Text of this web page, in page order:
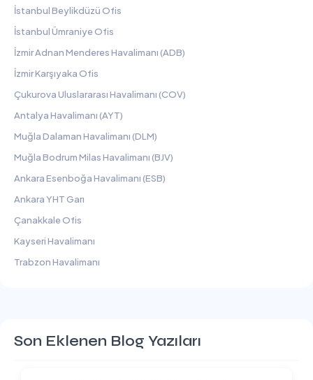
İstanbul Beylikdüzü Ofis
İstanbul Ümraniye Ofis
İzmir Adnan Menderes Havalimanı (ADB)
İzmir Karşıyaka Ofis
Çukurova Uluslararası Havalimanı (COV)
Antalya Havalimanı (AYT)
Muğla Dalaman Havalimanı (DLM)
Muğla Bodrum Milas Havalimanı (BJV)
Ankara Esenboğa Havalimanı (ESB)
Ankara YHT Garı
Çanakkale Ofis
Kayseri Havalimanı
Trabzon Havalimanı
Son Eklenen Blog Yazıları